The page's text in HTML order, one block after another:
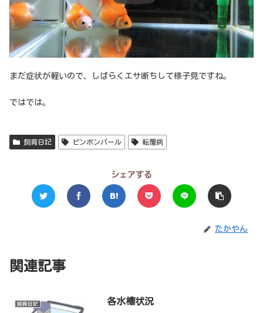
まだ症状が軽いので、しばらくエサ断ちして様子見ですね。
ではでは。
飼育日記 ピンポンパール 転覆病
シェアする
たかやん
関連記事
飼育日記 各水槽状況